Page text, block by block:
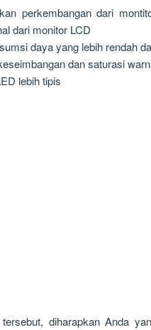
perkembangan dari
dari monitor LCD
daya yang lebih rendah
dan saturasi
lebih tipis
diharapkan Anda